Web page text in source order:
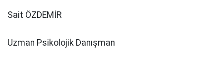
Sait ÖZDEMİR
Uzman Psikolojik Danışman